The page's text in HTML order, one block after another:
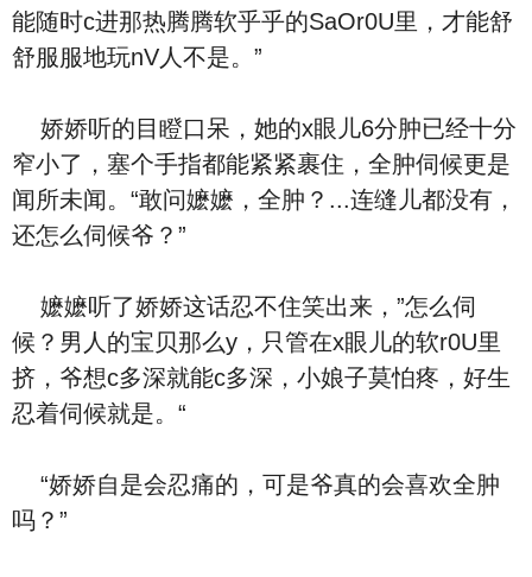
能随时c进那热腾腾软乎乎的SaOr0U里，才能舒
舒服服地玩nV人不是。”
娇娇听的目瞪口呆，她的x眼儿6分肿已经十分
窄小了，塞个手指都能紧紧裹住，全肿伺候更是
闻所未闻。“敢问嬷嬷，全肿？...连缝儿都没有，
还怎么伺候爷？”
嬷嬷听了娇娇这话忍不住笑出来，”怎么伺
候？男人的宝贝那么y，只管在x眼儿的软r0U里
挤，爷想c多深就能c多深，小娘子莫怕疼，好生
忍着伺候就是。“
“娇娇自是会忍痛的，可是爷真的会喜欢全肿
吗？”